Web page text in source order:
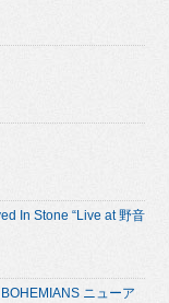
In Stone “Live at 野音
ニューア